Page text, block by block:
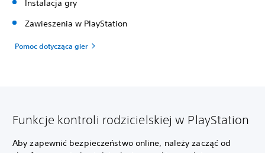
Instalacja gry
Zawieszenia w PlayStation
Pomoc dotycząca gier
Funkcje kontroli rodzicielskiej w PlayStation
Aby zapewnić bezpieczeństwo online, należy zacząć od